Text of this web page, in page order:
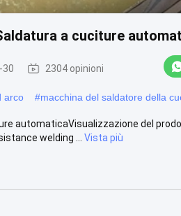
a cuciture
30 2304 opinioni
arco #macchina del saldatore della
automaticaVisualizzazione del
welding ...
Vista più